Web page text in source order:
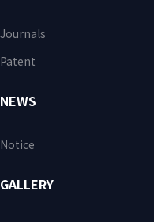
Journals
Patent
NEWS
Notice
GALLERY